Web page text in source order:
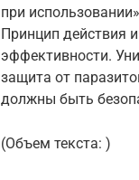
при
Принцип действия
эффективности.
защита от
должны быть
(Объем текста: )